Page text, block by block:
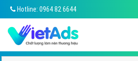
Hotline: 0964 82 6644